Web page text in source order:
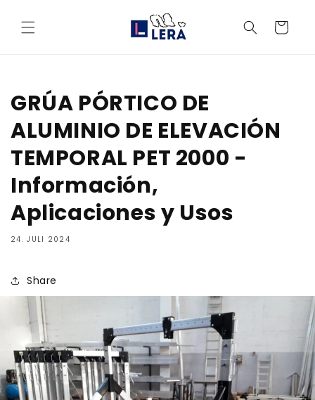
Inhalt
Warenkorb
GRÚA PÓRTICO DE
ALUMINIO DE ELEVACIÓN
TEMPORAL PET 2000 -
Información,
Aplicaciones y Usos
24. JULI 2024
Share